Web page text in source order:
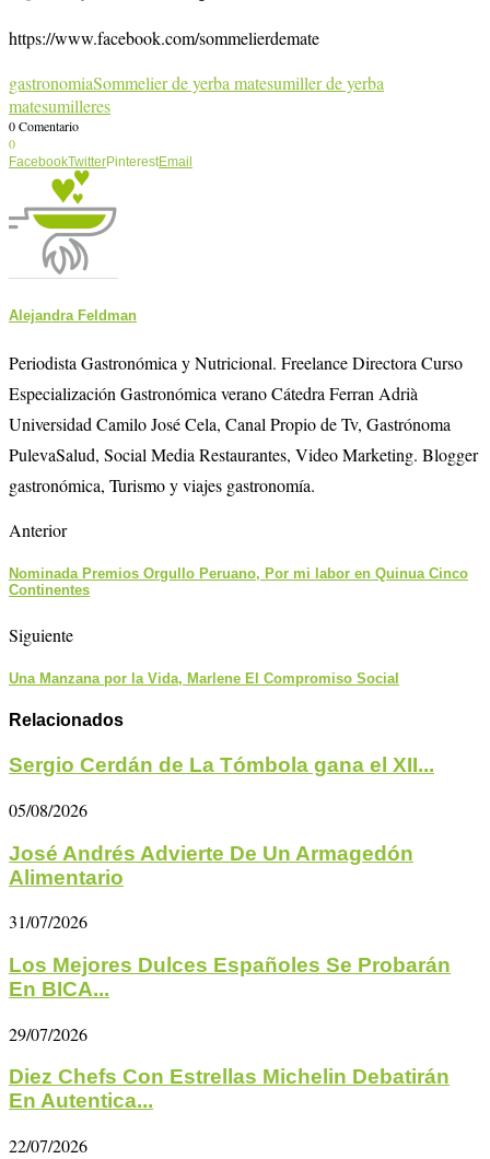
https://www.facebook.com/sommelierdemate
gastronomiaSommelier de yerba matesumiller de yerba
matesumilleres
0 Comentario
0
FacebookTwitterPinterestEmail
Alejandra Feldman
Periodista Gastronómica y Nutricional. Freelance Directora Curso
Especialización Gastronómica verano Cátedra Ferran Adrià
Universidad Camilo José Cela, Canal Propio de Tv, Gastrónoma
PulevaSalud, Social Media Restaurantes, Video Marketing. Blogger
gastronómica, Turismo y viajes gastronomía.
Anterior
Nominada Premios Orgullo Peruano, Por mi labor en Quinua Cinco
Continentes
Siguiente
Una Manzana por la Vida, Marlene El Compromiso Social
Relacionados
Sergio Cerdán de La Tómbola gana el XII...
05/08/2026
José Andrés Advierte De Un Armagedón
Alimentario
31/07/2026
Los Mejores Dulces Españoles Se Probarán
En BICA...
29/07/2026
Diez Chefs Con Estrellas Michelin Debatirán
En Autentica...
22/07/2026